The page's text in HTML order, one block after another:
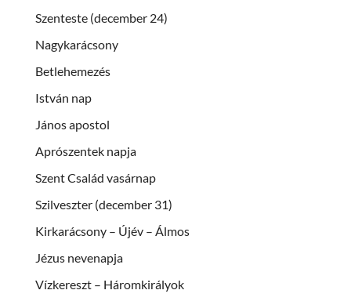
Szenteste (december 24)
Nagykarácsony
Betlehemezés
István nap
János apostol
Aprószentek napja
Szent Család vasárnap
Szilveszter (december 31)
Kirkarácsony – Újév – Álmos
Jézus nevenapja
Vízkereszt – Háromkirályok